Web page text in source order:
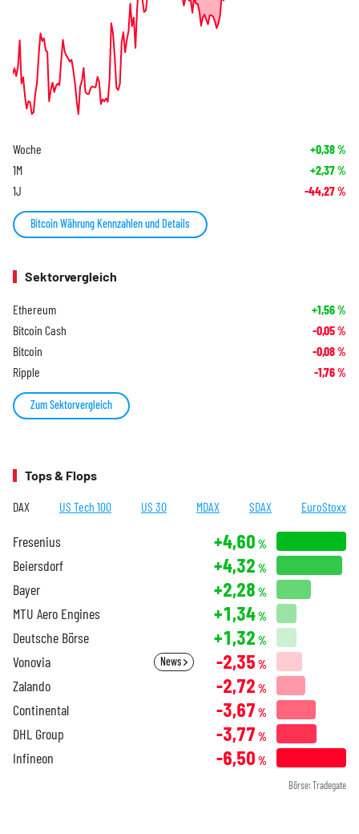
Woche +0,38%
1M +2,37%
1J -44,27%
Bitcoin Währung Kennzahlen und Details
Sektorvergleich
Ethereum +1,56%
Bitcoin Cash -0,05%
Bitcoin -0,08%
Ripple -1,76%
Zum Sektorvergleich
Tops & Flops
DAX US Tech 100 US 30 MDAX SDAX EuroStoxx
Fresenius +4,60 %
Beiersdorf +4,32 %
Bayer +2,28 %
MTU Aero Engines +1,34%
Deutsche Börse +1,32 %
Vonovia News -2,35 %
Zalando -2,72 %
Continental -3,67 %
DHL Group -3,77 %
Infineon -6,50 %
Börse: Tradegate